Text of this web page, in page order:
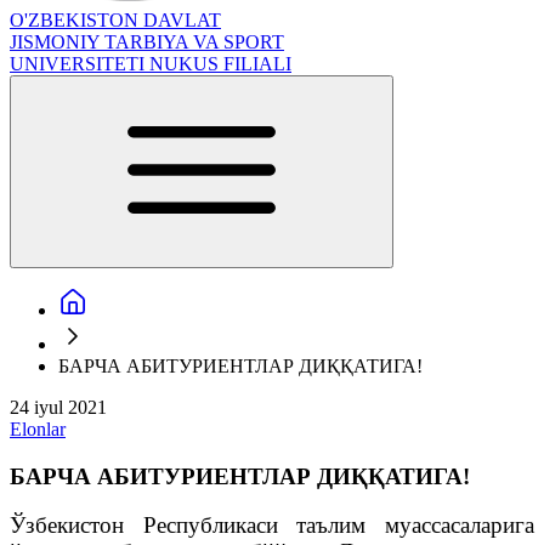
O'ZBEKISTON DAVLAT
JISMONIY TARBIYA VA SPORT
UNIVERSITETI NUKUS FILIALI
БАРЧА АБИТУРИЕНТЛАР ДИҚҚАТИГА!
24 iyul 2021
Elonlar
БАРЧА АБИТУРИЕНТЛАР ДИҚҚАТИГА!
Ўзбекистон Республикаси таълим муассасаларига